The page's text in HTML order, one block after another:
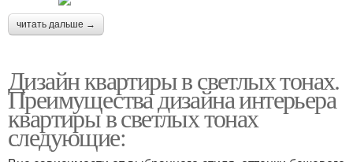
читать дальше →
Дизайн квартиры в светлых тонах.
Преимущества дизайна интерьера
квартиры в светлых тонах
следующие: